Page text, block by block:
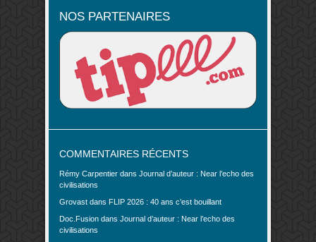
NOS PARTENAIRES
COMMENTAIRES RÉCENTS
Rémy Carpentier dans Journal d’auteur : Near l’echo des
civilisations
Grovast dans FLIP 2026 : 40 ans c’est bouillant
Doc.Fusion dans Journal d’auteur : Near l’echo des
civilisations